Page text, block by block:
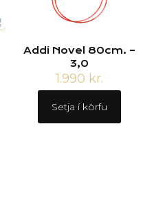
Addi Novel 80cm. –
3,0
1.990 kr.
Setja í körfu